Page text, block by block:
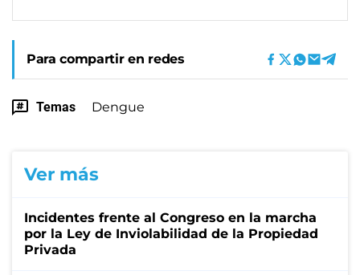
Para compartir en redes
Temas Dengue
Ver más
Incidentes frente al Congreso en la marcha
por la Ley de Inviolabilidad de la Propiedad
Privada